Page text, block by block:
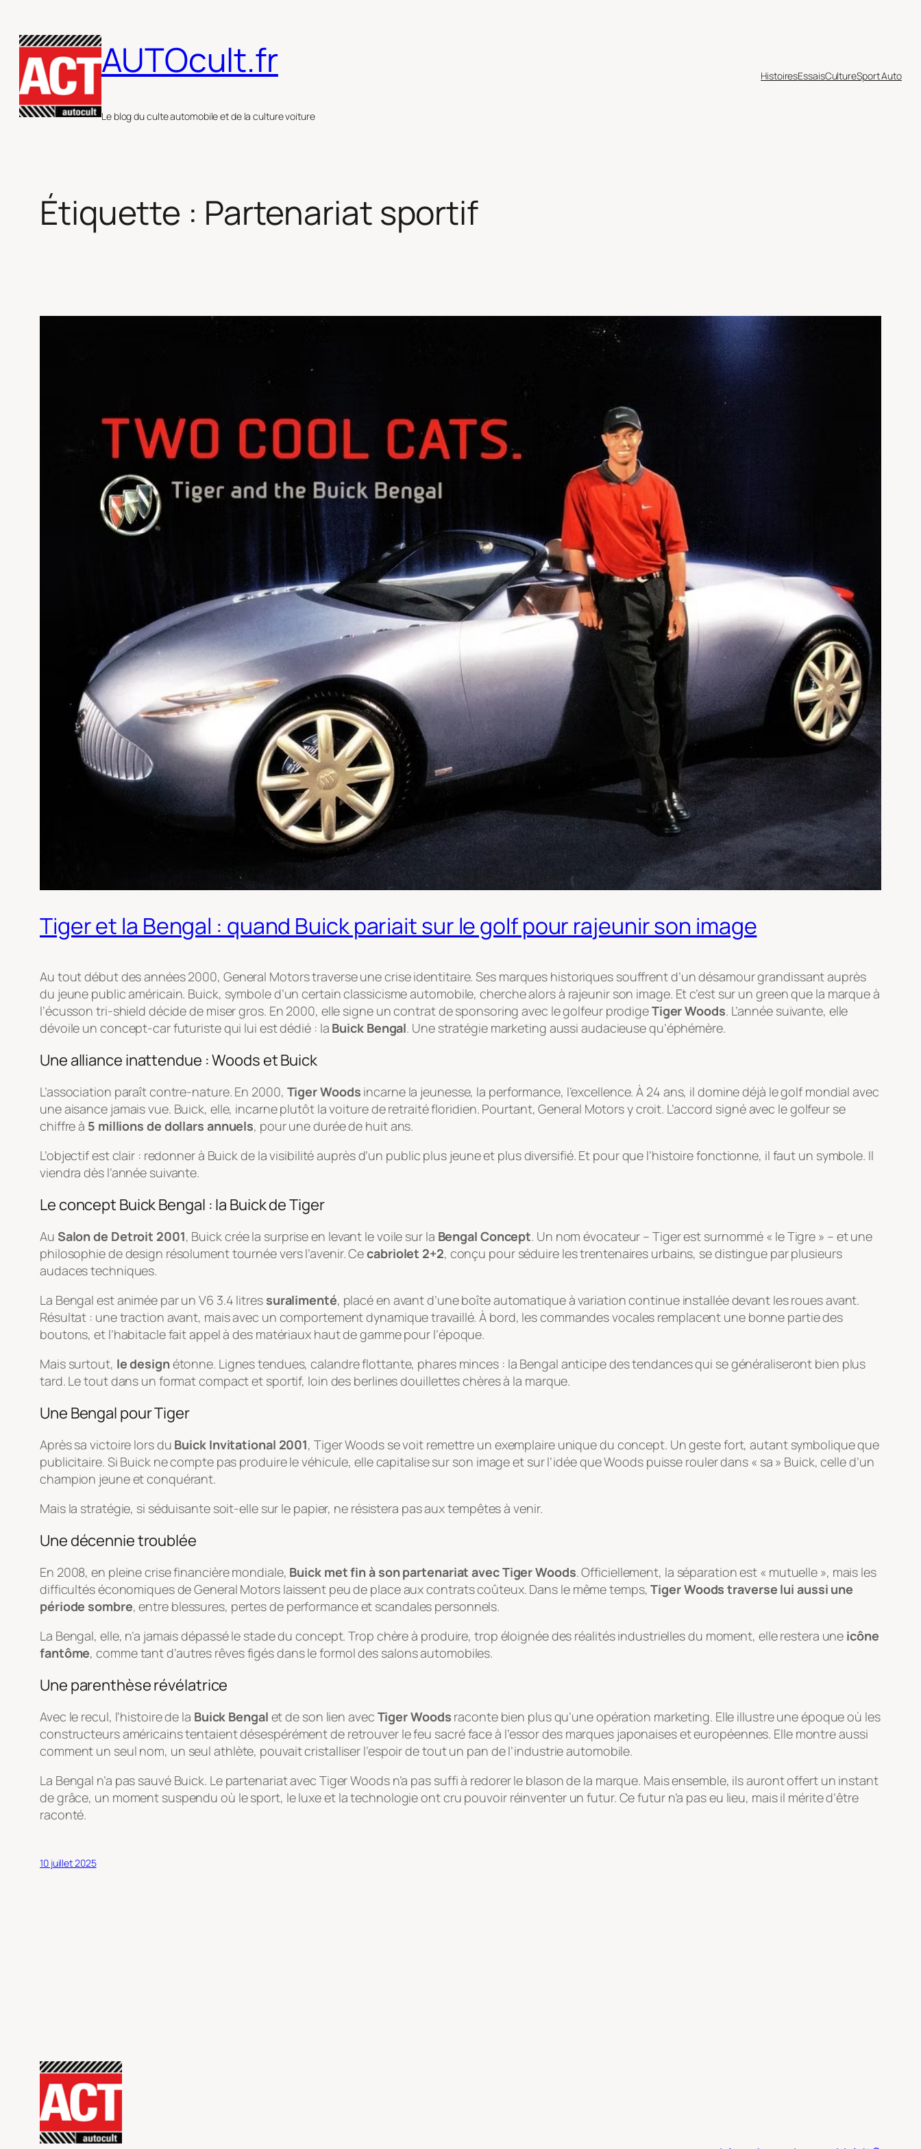
au
contenu
AUTOcult.fr
Le blog du culte automobile et de la culture voiture
HistoiresEssaisCultureSport Auto
Étiquette : Partenariat sportif
Tiger et la Bengal : quand Buick pariait sur le golf pour rajeunir son image
Au tout début des années 2000, General Motors traverse une crise identitaire. Ses marques historiques souffrent d’un désamour grandissant auprès
du jeune public américain. Buick, symbole d’un certain classicisme automobile, cherche alors à rajeunir son image. Et c’est sur un green que la marque à
l’écusson tri-shield décide de miser gros. En 2000, elle signe un contrat de sponsoring avec le golfeur prodigeTiger Woods. L’année suivante, elle
dévoile un concept-car futuriste qui lui est dédié : la Buick Bengal. Une stratégie marketing aussi audacieuse qu’éphémère.
Une alliance inattendue : Woods et Buick
L’association paraît contre-nature. En 2000, Tiger Woods incarne la jeunesse, la performance, l’excellence. À 24 ans, il domine déjà le golf mondial avec
une aisance jamais vue. Buick, elle, incarne plutôt la voiture de retraité floridien. Pourtant, General Motors y croit. L’accord signé avec le golfeur se
chiffre à 5 millions de dollars annuels, pour une durée de huit ans.
L’objectif est clair : redonner à Buick de la visibilité auprès d’un public plus jeune et plus diversifié. Et pour que l’histoire fonctionne, il faut un symbole. Il
viendra dès l’année suivante.
Le concept Buick Bengal : la Buick de Tiger
Au Salon de Detroit 2001, Buick crée la surprise en levant le voile sur la Bengal Concept. Un nom évocateur – Tiger est surnommé « le Tigre » – et une
philosophie de design résolument tournée vers l’avenir. Cecabriolet 2+2, conçu pour séduire les trentenaires urbains, se distingue par plusieurs
audaces techniques.
La Bengal est animée par un V6 3.4 litres suralimenté, placé en avant d’une boîte automatique à variation continue installée devant les roues avant.
Résultat : une traction avant, mais avec un comportement dynamique travaillé. À bord, les commandes vocales remplacent une bonne partie des
boutons, et l’habitacle fait appel à des matériaux haut de gamme pour l’époque.
Mais surtout, le designétonne. Lignes tendues, calandre flottante, phares minces : la Bengal anticipe des tendances qui se généraliseront bien plus
tard. Le tout dans un format compact et sportif, loin des berlines douillettes chères à la marque.
Une Bengal pour Tiger
Après sa victoire lors du Buick Invitational 2001, Tiger Woods se voit remettre un exemplaire unique du concept. Un geste fort, autant symbolique que
publicitaire. Si Buick ne compte pas produire le véhicule, elle capitalise sur son image et sur l’idée que Woods puisse rouler dans « sa » Buick, celle d’un
champion jeune et conquérant.
Mais la stratégie, si séduisante soit-elle sur le papier, ne résistera pas aux tempêtes à venir.
Une décennie troublée
En 2008, en pleine crise financière mondiale, Buick met fin à son partenariat avec Tiger Woods. Officiellement, la séparation est « mutuelle », mais les
difficultés économiques de General Motors laissent peu de place aux contrats coûteux. Dans le même temps,Tiger Woods traverse lui aussi une
période sombre, entre blessures, pertes de performance et scandales personnels.
La Bengal, elle, n’a jamais dépassé le stade du concept. Trop chère à produire, trop éloignée des réalités industrielles du moment, elle restera une icône
fantôme, comme tant d’autres rêves figés dans le formol des salons automobiles.
Une parenthèse révélatrice
Avec le recul, l’histoire de la Buick Bengal et de son lien avec Tiger Woods raconte bien plus qu’une opération marketing. Elle illustre une époque où les
constructeurs américains tentaient désespérément de retrouver le feu sacré face à l’essor des marques japonaises et européennes. Elle montre aussi
comment un seul nom, un seul athlète, pouvait cristalliser l’espoir de tout un pan de l’industrie automobile.
La Bengal n’a pas sauvé Buick. Le partenariat avec Tiger Woods n’a pas suffi à redorer le blason de la marque. Mais ensemble, ils auront offert un instant
de grâce, un moment suspendu où le sport, le luxe et la technologie ont cru pouvoir réinventer un futur. Ce futur n’a pas eu lieu, mais il mérite d’être
raconté.
10 juillet 2025